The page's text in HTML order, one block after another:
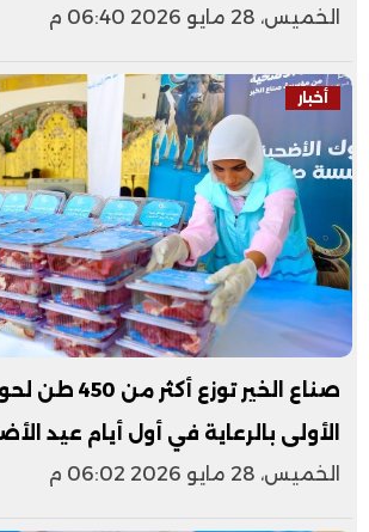
الخميس، 28 مايو 2026 06:40 م
أخبار
صناع الخير توزع
الأولى بالرعاية في أول أيام عيد
الخميس، 28 مايو 2026 06:02 م